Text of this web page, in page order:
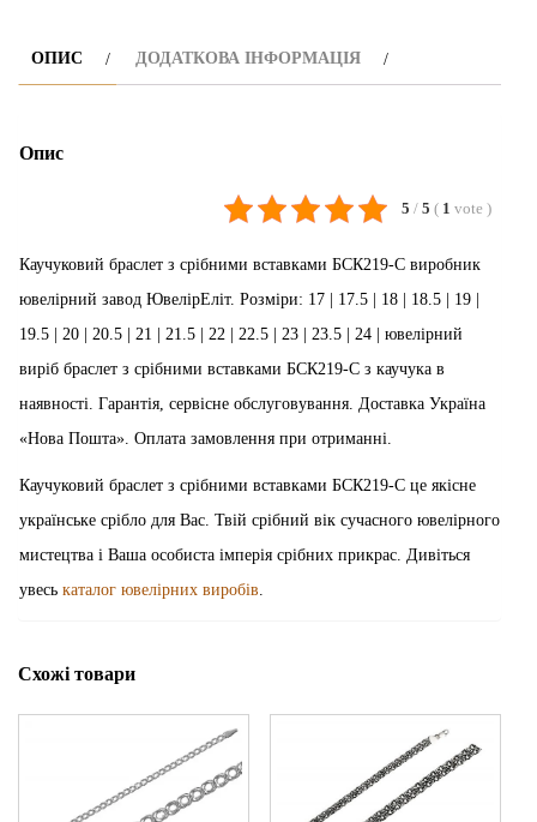
кількість
ОПИС ДОДАТКОВА ІНФОРМАЦІЯ
Опис
5 / 5 ( 1 vote )
Каучуковий браслет з срібними вставками БСК219-С виробник
ювелірний завод ЮвелірЕліт. Розміри: 17 | 17.5 | 18 | 18.5 | 19 |
19.5 | 20 | 20.5 | 21 | 21.5 | 22 | 22.5 | 23 | 23.5 | 24 | ювелірний
виріб браслет з срібними вставками БСК219-С з каучука в
наявності. Гарантія, сервісне обслуговування. Доставка Україна
«Нова Пошта». Оплата замовлення при отриманні.
Каучуковий браслет з срібними вставками БСК219-С це якісне
українське срібло для Вас. Твій срібний вік сучасного ювелірного
мистецтва і Ваша особиста імперія срібних прикрас. Дивіться
увесь каталог ювелірних виробів
Схожі товари